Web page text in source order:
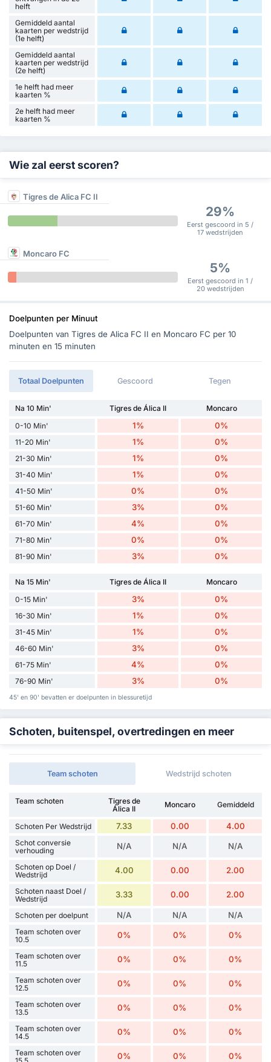
helft
Gemiddeld aantal
kaarten per wedstrijd
(1e helft)
Gemiddeld aantal
kaarten per wedstrijd
(2e helft)
1e helft had meer
kaarten %
2e helft had meer
kaarten %
Wie zal eerst scoren?
Tigres de Alica FC II
29%
Eerst gescoord in 5 /
17 wedstrijden
Moncaro FC
5%
Eerst gescoord in 1 /
20 wedstrijden
Doelpunten per Minuut
Doelpunten van Tigres de Alica FC II en Moncaro FC per 10
minuten en 15 minuten
Totaal Doelpunten Gescoord Tegen
Na 10 Min' Tigres de Álica II
Moncaro
0-10 Min'
1% 0%
11-20 Min' 1% 0%
21-30 Min' 1% 0%
31-40 Min' 1% 0%
41-50 Min' 0% 0%
51-60 Min' 3% 0%
61-70 Min' 4% 0%
71-80 Min' 0% 0%
81-90 Min' 3% 0%
Na 15 Min' Tigres de Álica II
Moncaro
0-15 Min'
3% 0%
16-30 Min' 1% 0%
31-45 Min' 1% 0%
46-60 Min' 3% 0%
61-75 Min' 4% 0%
76-90 Min' 3% 0%
45' en 90' bevatten er doelpunten in blessuretijd
Schoten, buitenspel, overtredingen en meer
Team schoten Wedstrijd schoten
Team schoten
Tigres de
Álica II
Moncaro Gemiddeld
Schoten Per Wedstrijd 7.33 0.00 4.00
Schot conversie
verhouding
N/A N/A N/A
Schoten op Doel /
Wedstrijd
4.00 0.00 2.00
Schoten naast Doel /
Wedstrijd
3.33 0.00 2.00
Schoten per doelpunt N/A N/A N/A
Team schoten over
10.5
0% 0% 0%
Team schoten over
11.5
0% 0% 0%
Team schoten over
12.5
0% 0% 0%
Team schoten over
13.5
0% 0% 0%
Team schoten over
14.5
0% 0% 0%
Team schoten over
0% 0% 0%